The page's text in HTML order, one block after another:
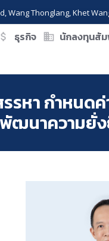
Wang Thonglang, Khet
ธุรกิจ นักลงทุนสั
รหา กำหนด
ฒนาความยั่